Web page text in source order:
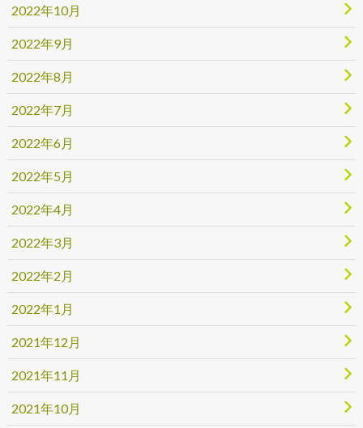
2022年10月
2022年9月
2022年8月
2022年7月
2022年6月
2022年5月
2022年4月
2022年3月
2022年2月
2022年1月
2021年12月
2021年11月
2021年10月